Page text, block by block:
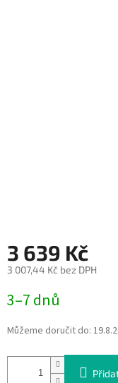
3 639 Kč
3 007,44 Kč bez DPH
cena:
3–7 dnů
Můžeme doručit do: